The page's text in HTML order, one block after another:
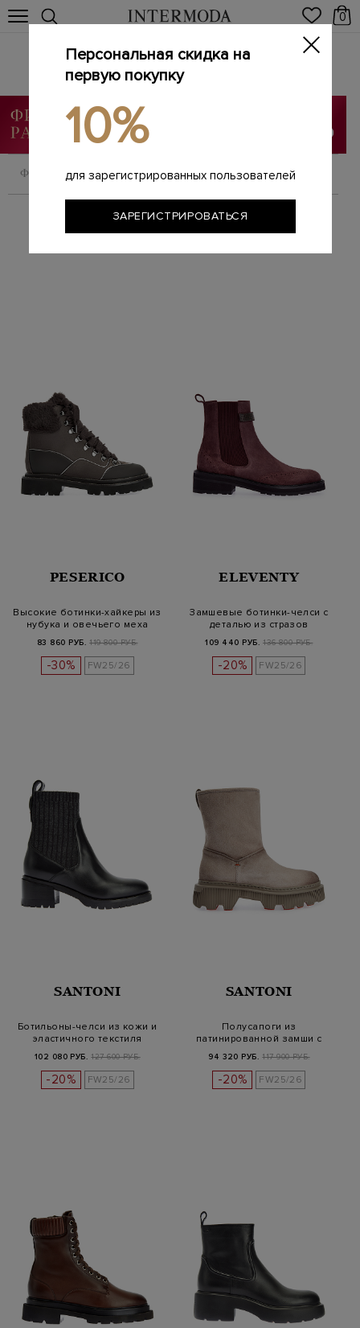
0
Брендовые женские ботинки
Главная / Женщинам /
ФИЛЬТРОВАТЬ СОРТИРОВАТЬ
PESERICO
Высокие ботинки-хайкеры из
нубука и овечьего меха
83 860 РУБ. 119 800 РУБ.
-30% FW25/26
ELEVENTY
Замшевые ботинки-челси с
деталью из стразов
109 440 РУБ. 136 800 РУБ.
-20% FW25/26
SANTONI
Ботильоны-челси из кожи и
эластичного текстиля
102 080 РУБ. 127 600 РУБ.
-20% FW25/26
SANTONI
Полусапоги из
патинированной замши с
94 320 РУБ. 117 900 РУБ.
-20% FW25/26
Персональная скидка на
первую покупку
10%
для зарегистрированных пользователей
ЗАРЕГИСТРИРОВАТЬСЯ